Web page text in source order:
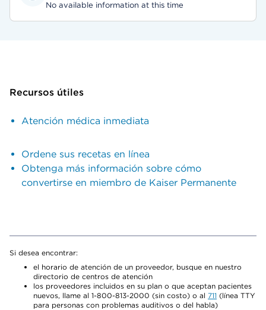
No available information at this time
Recursos útiles
Atención médica inmediata
Ordene sus recetas en línea
Obtenga más información sobre cómo
convertirse en miembro de Kaiser Permanente
Si desea encontrar:
el horario de atención de un proveedor, busque en nuestro
directorio de centros de atención
los proveedores incluidos en su plan o que aceptan pacientes
nuevos, llame al 1-800-813-2000 (sin costo) o al 711 (línea TTY
para personas con problemas auditivos o del habla)